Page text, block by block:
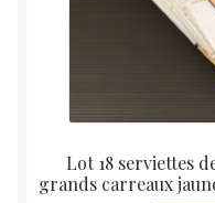
Lot 18 serviettes
grands carreaux